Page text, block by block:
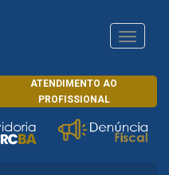
ATENDIMENTO AO
PROFISSIONAL
CRCRJ